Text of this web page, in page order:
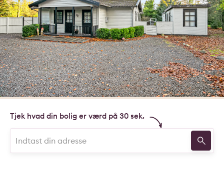
Tjek hvad din bolig er værd på 30 sek.